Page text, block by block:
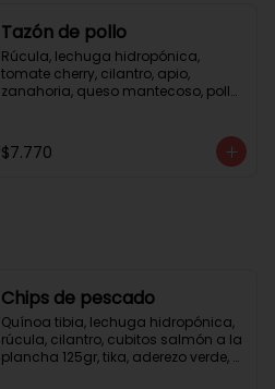
Tazón de pollo
Rúcula, lechuga hidropónica,
tomate cherry, cilantro, apio,
zanahoria, queso mantecoso, pollo
$7.770
Chips de pescado
Quínoa tibia, lechuga hidropónica,
rúcula, cilantro, cubitos salmón a la
plancha 125gr, tika, aderezo verde,